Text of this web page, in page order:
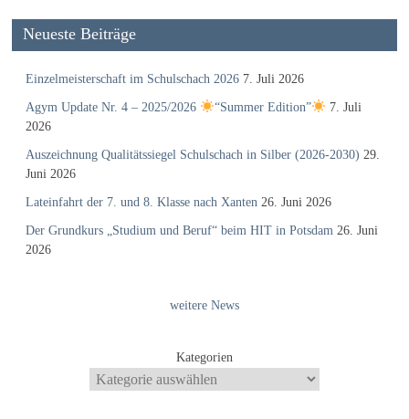
Neueste Beiträge
Einzelmeisterschaft im Schulschach 2026 7. Juli 2026
Agym Update Nr. 4 – 2025/2026 “Summer Edition”
7. Juli
2026
Auszeichnung Qualitätssiegel Schulschach in Silber (2026-2030) 29.
Juni 2026
Lateinfahrt der 7. und 8. Klasse nach Xanten 26. Juni 2026
Der Grundkurs „Studium und Beruf“ beim HIT in Potsdam 26. Juni
2026
weitere News
Kategorien